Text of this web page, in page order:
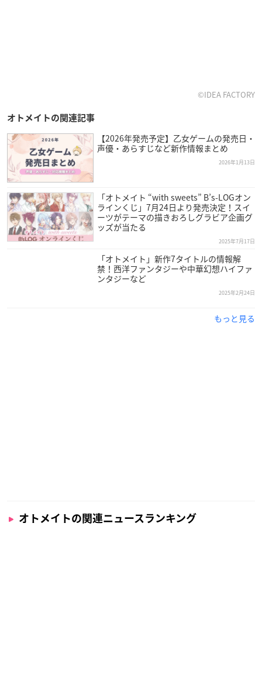
©IDEA FACTORY
オトメイトの関連記事
【2026年発売予定】乙女ゲームの発売日・
声優・あらすじなど新作情報まとめ
2026年1月13日
「オトメイト “with sweets” B’s-LOGオン
ラインくじ」7月24日より発売決定！スイ
ーツがテーマの描きおろしグラビア企画グ
ッズが当たる
2025年7月17日
「オトメイト」新作7タイトルの情報解
禁！西洋ファンタジーや中華幻想ハイファ
ンタジーなど
2025年2月24日
もっと見る
オトメイトの関連ニュースランキング